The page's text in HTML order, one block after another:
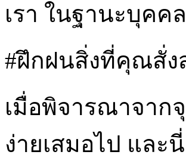
เรา ในฐานะบุค
#ฝึกฝนสิ่งที่คุณสั่งส
เมื่อพิจารณาจาก
ง่ายเสมอไป และ